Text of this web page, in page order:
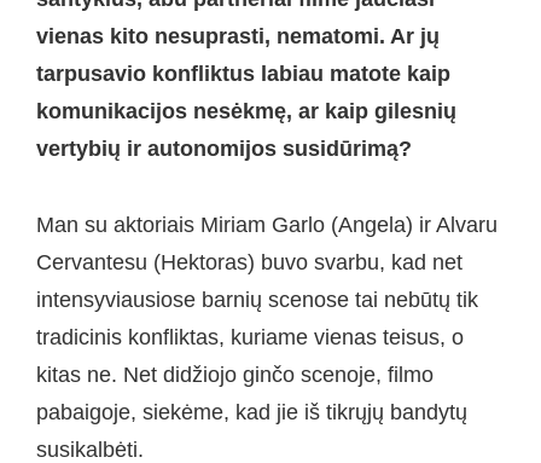
vienas kito nesuprasti, nematomi. Ar jų
tarpusavio konfliktus labiau matote kaip
komunikacijos nesėkmę, ar kaip gilesnių
vertybių ir autonomijos susidūrimą?
Man su aktoriais Miriam Garlo (Angela) ir Alvaru
Cervantesu (Hektoras) buvo svarbu, kad net
intensyviausiose barnių scenose tai nebūtų tik
tradicinis konfliktas, kuriame vienas teisus, o
kitas ne. Net didžiojo ginčo scenoje, filmo
pabaigoje, siekėme, kad jie iš tikrųjų bandytų
susikalbėti.